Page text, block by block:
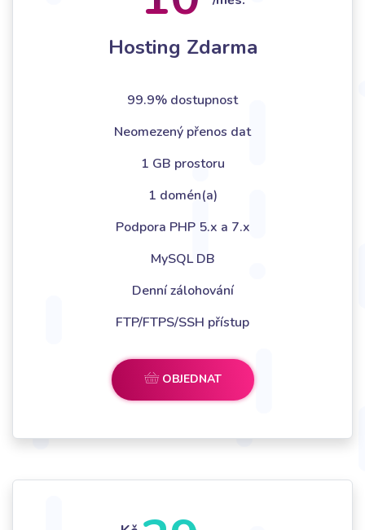
Hosting Zdarma
99.9% dostupnost
Neomezený přenos dat
1 GB prostoru
1 domén(a)
Podpora PHP 5.x a 7.x
MySQL DB
Denní zálohování
FTP/FTPS/SSH přístup
OBJEDNAT